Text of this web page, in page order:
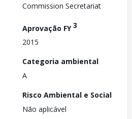
Commission Secretariat
Aprovação FY3
2015
Categoria ambiental
A
Risco Ambiental e Social
Não aplicável